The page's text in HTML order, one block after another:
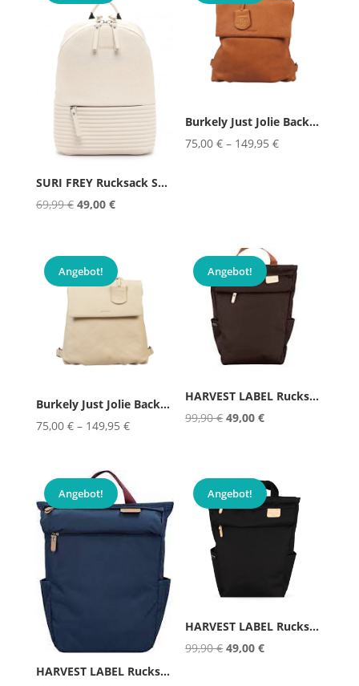
SURI FREY Rucksack SURI Sports J...
69,99€ Ursprünglicher
69,99 €
49,00 €Aktueller
49,00 €.
Burkely Just Jolie Backpack Cros...
75,00€ – 149,95€
Angebot!
Burkely Just Jolie Backpack Cros...
75,00 €– 149,95 €
Angebot!
HARVEST LABEL Rucksack KUJU
99,90€ Ursprünglicher
99,90 €
49,00€Aktueller
49,00 €.
Angebot!
HARVEST LABEL Rucksack KUJU Blau
Angebot!
HARVEST LABEL Rucksack KUJU Schwarz
99,90€ Ursprünglicher
49,00€Aktueller